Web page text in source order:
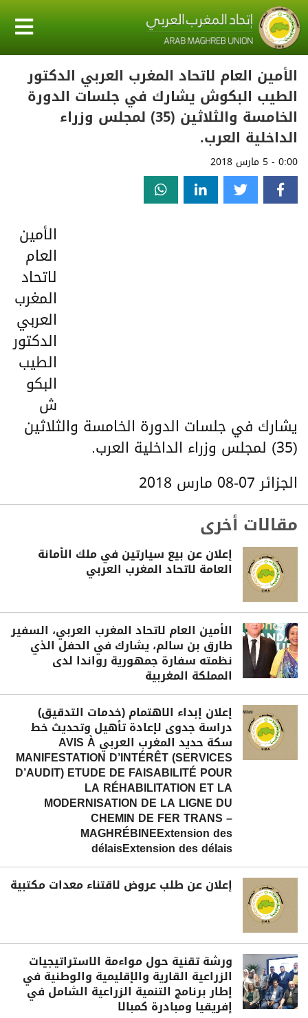
الأمين العام لاتحاد المغرب العربي الدكتور
الطيب البكوش يشارك في جلسات الدورة
الخامسة والثلاثين (35) لمجلس وزراء
الداخلية العرب.
0:00 - 5 مارس 2018
الأمين
العام
لاتحاد
المغرب
العربي
الدكتور
الطيب
البكو
ش
يشارك في جلسات الدورة الخامسة والثلاثين
(35) لمجلس وزراء الداخلية العرب.
الجزائر 07-08 مارس 2018
مقالات أخرى
إعلان عن بيع سيارتين في ملك الأمانة
العامة لاتحاد المغرب العربي
الأمين العام لاتحاد المغرب العربي، السفير
طارق بن سالم، يشارك في الحفل الذي
نظمته سفارة جمهورية رواندا لدى
المملكة المغربية
إعلان إبداء الاهتمام (خدمات التدقيق)
دراسة جدوى لإعادة تأهيل وتحديث خط
سكة حديد المغرب العربي AVIS À
MANIFESTATION D’INTÉRÊT (SERVICES
D’AUDIT) ETUDE DE FAISABILITÉ POUR
LA RÉHABILITATION ET LA
MODERNISATION DE LA LIGNE DU
CHEMIN DE FER TRANS –
MAGHRÉBINEExtension des
délaisExtension des délais
إعلان عن طلب عروض لاقتناء معدات مكتبية
ورشة تقنية حول مواءمة الاستراتيجيات
الزراعية القارية والإقليمية والوطنية في
إطار برنامج التنمية الزراعية الشامل في
إفريقيا ومبادرة كمبالا